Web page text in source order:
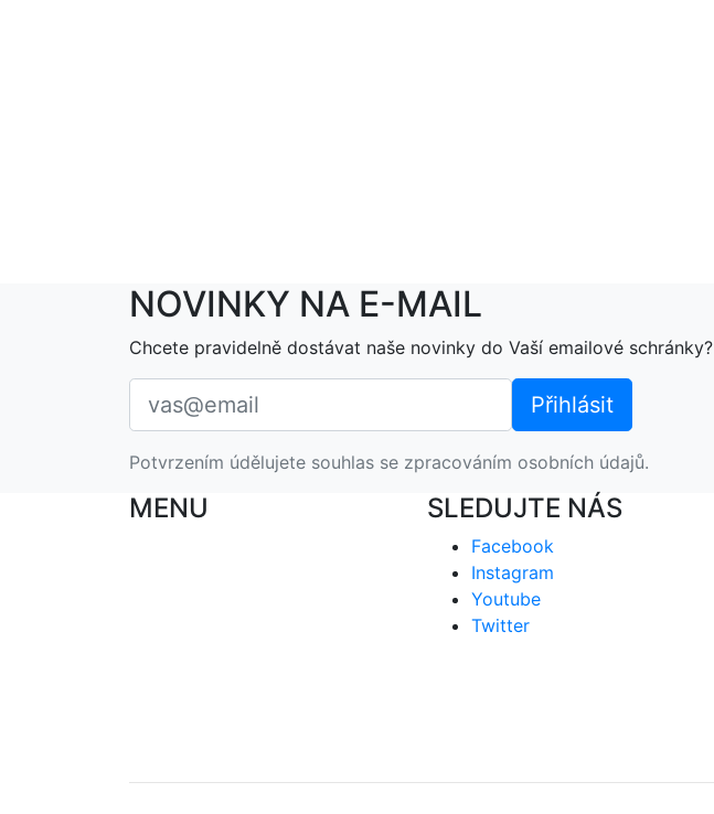
NOVINKY NA E-MAIL
Chcete pravidelně dostávat naše novinky do Vaší emailové schránky?
Potvrzením údělujete souhlas se zpracováním osobních údajů.
MENU SLEDUJTE NÁS
Facebook
Instagram
Youtube
Twitter